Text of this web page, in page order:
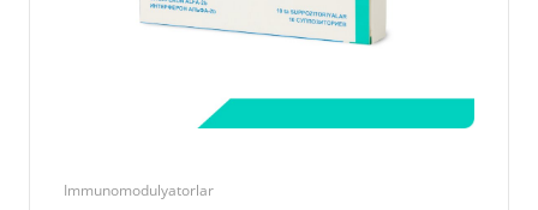
Immunomodulyatorlar